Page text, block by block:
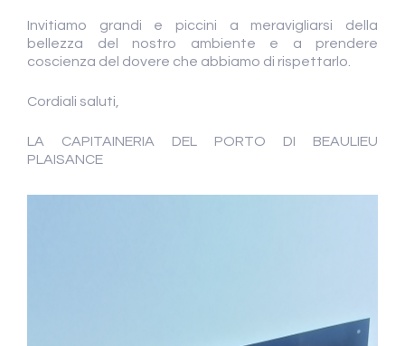
Invitiamo grandi e piccini a meravigliarsi della
bellezza del nostro ambiente e a prendere
coscienza del dovere che abbiamo di rispettarlo.
Cordiali saluti,
LA CAPITAINERIA DEL PORTO DI BEAULIEU
PLAISANCE